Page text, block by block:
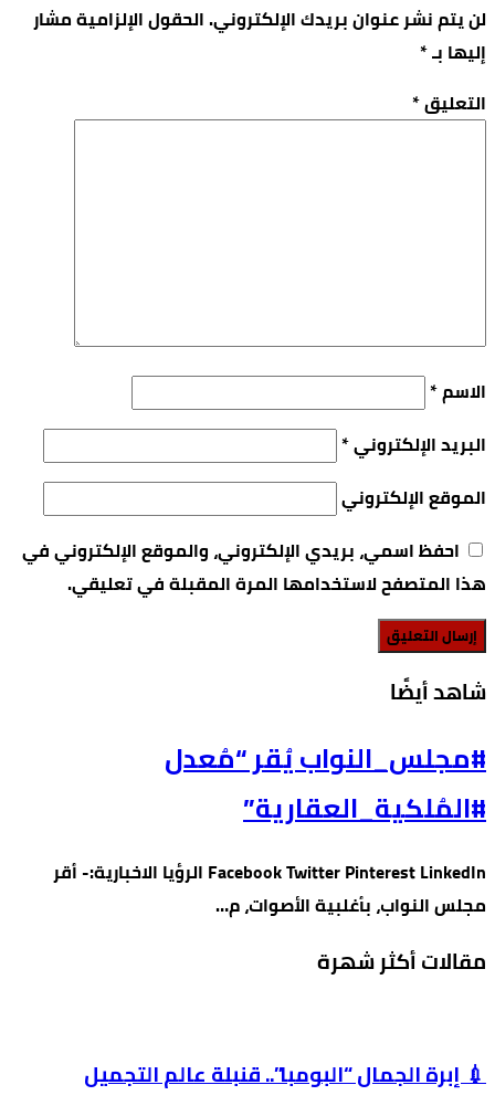
لن يتم نشر عنوان بريدك الإلكتروني.الحقول الإلزامية مشار
إليها بـ*
التعليق*
الاسم*
البريد الإلكتروني*
الموقع الإلكتروني
احفظ اسمي، بريدي الإلكتروني، والموقع الإلكتروني في
هذا المتصفح لاستخدامها المرة المقبلة في تعليقي.
‫شاهد أيضًا‬
#مجلس_النواب يُقر “مُعدل
#المُلكية_العقارية”
Facebook Twitter Pinterest LinkedIn الرؤيا الاخبارية:- أقر
مجلس النواب، بأغلبية الأصوات، م…
مقالات أكثر شهرة
💉 إبرة الجمال “البومبا”.. قنبلة عالم التجميل